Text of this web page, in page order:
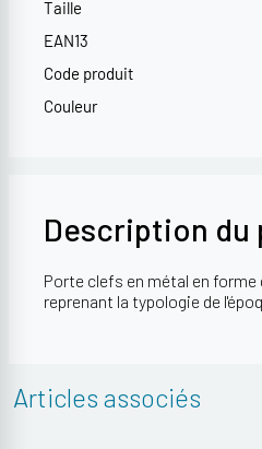
Taille
EAN13
Code produit
Couleur
Description du
Porte clefs en métal en
reprenant la typologie de
Articles associés